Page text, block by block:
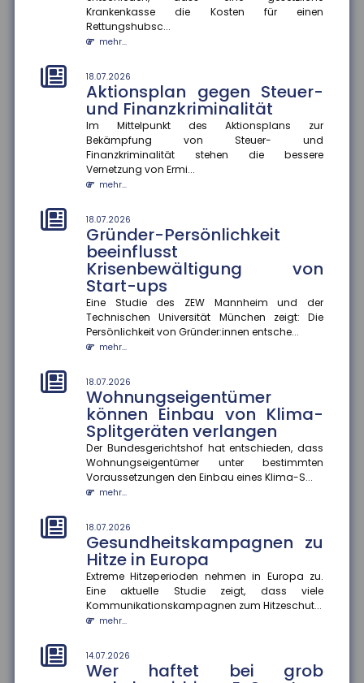
Krankenkasse die Kosten für einen
Rettungshubsc...
mehr...
18.07.2026
Aktionsplan gegen Steuer-
und Finanzkriminalität
Im Mittelpunkt des Aktionsplans zur
Bekämpfung von Steuer- und
Finanzkriminalität stehen die bessere
Vernetzung von Ermi...
mehr...
18.07.2026
Gründer-Persönlichkeit
beeinflusst
Krisenbewältigung von
Start-ups
Eine Studie des ZEW Mannheim und der
Technischen Universität München zeigt: Die
Persönlichkeit von Gründer:innen entsche...
mehr...
18.07.2026
Wohnungseigentümer
können Einbau von Klima-
Splitgeräten verlangen
Der Bundesgerichtshof hat entschieden, dass
Wohnungseigentümer unter bestimmten
Voraussetzungen den Einbau eines Klima-S...
mehr...
18.07.2026
Gesundheitskampagnen zu
Hitze in Europa
Extreme Hitzeperioden nehmen in Europa zu.
Eine aktuelle Studie zeigt, dass viele
Kommunikationskampagnen zum Hitzeschut...
mehr...
14.07.2026
Wer haftet bei grob
Wer haftet bei grob
verkehrswidriger E-Scooter-
Nutzung?
grob verkehrswidriger Nutzung eines E-Scooters der
Fahrer im Falle ein...
mehr...
14.07.2026
Stärkere Fluggastrechte
Der Rat der Europäischen Union hat neue
Rechtsvorschriften beschlossen, die Fluggastrechte
14.07.2026
Fünf Jahre nach der Ahrtalflut:
Versicherer fordern mehr
Tempo bei Prävention und
Klimafolgenanpassung
Fünf Jahre nach der verheerenden Flutkatastrophe im
Ahrtal warnt der Gesamtverband der Deutschen
14.07.2026
Erwerbstätigkeit im Ruhestand
Eine aktuelle Studie zeigt, dass höhere
Renteneinkommen die Erwerbstätigkeit im Ruhestand
moderat senken. Ein zusätzlic...
Hitzewellen: So schützen Sie sich
vor gesundheitlichen Risiken
Extreme Temperaturen belasten den Körper stark und
können im schlimmsten Fall tödlich enden. Das
Robert Koch-Institut sc...
Gefahrenkarten in Echtzeit